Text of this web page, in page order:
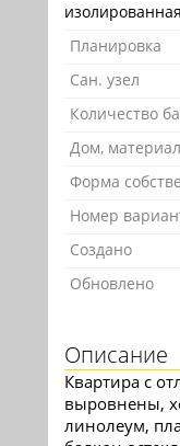
изолированная
Планировка
Сан. узел
Количество
Дом, материал
Форма
Номер
Создано
Обновлено
Описание
Квартира с
выровнены,
линолеум,